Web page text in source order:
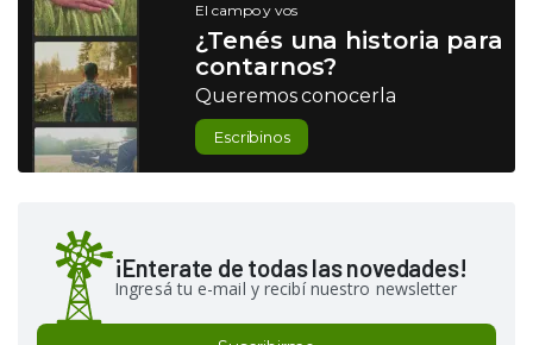
El campo y vos
¿Tenés una historia para
contarnos?
Queremos conocerla
Escribinos
¡Enterate de todas las novedades!
Ingresá tu e-mail y recibí nuestro newsletter